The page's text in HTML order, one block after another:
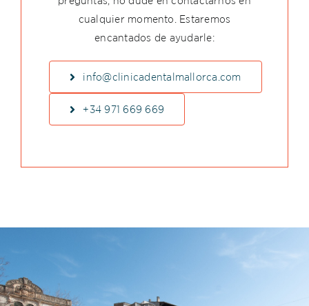
cualquier momento. Estaremos
encantados de ayudarle:
info@clinicadentalmallorca.com
+34 971 669 669